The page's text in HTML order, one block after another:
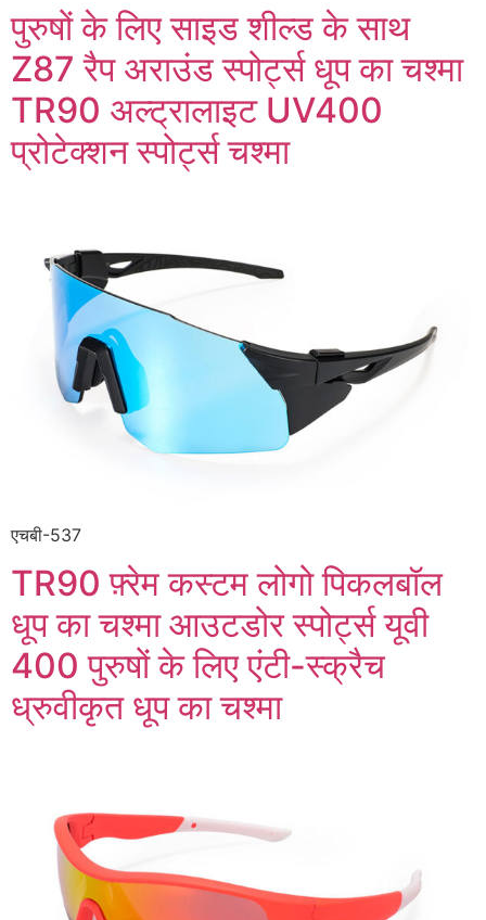
पुरुषों के लिए साइड शील्ड के साथ
Z87 रैप अराउंड स्पोर्ट्स धूप का चश्मा
TR90 अल्ट्रालाइट UV400
प्रोटेक्शन स्पोर्ट्स चश्मा
एचबी-537
TR90 फ़्रेम कस्टम लोगो पिकलबॉल
धूप का चश्मा आउटडोर स्पोर्ट्स यूवी
400 पुरुषों के लिए एंटी-स्क्रैच
ध्रुवीकृत धूप का चश्मा